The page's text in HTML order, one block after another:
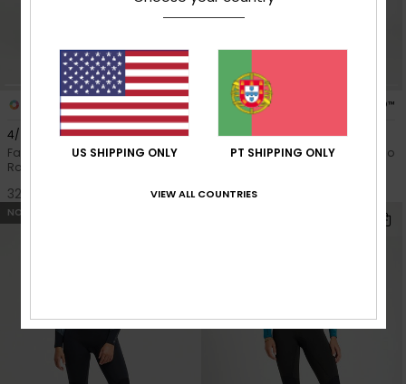
PRIMALOFT® BIO™
4/3 Elite Xtra Stretch
Fato de surf com fecho no peito
Roxo mulher
320,00 €
PRIMALOFT® BIO™
4/3 Swell Natural
Fato de surf com fecho no peito
290,00 €
NOVO
US SHIPPING ONLY PT SHIPPING ONLY
VIEW ALL COUNTRIES